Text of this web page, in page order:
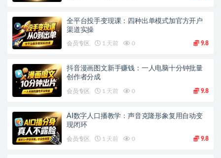
全平台投手变现课：四种出单模式加官方开户
渠道实操
会员专区 1 天前 0 9.8
抖音漫画图文新手赚钱：一人电脑十分钟批量
创作者分成
会员专区 1 天前 0 9.8
AI数字人口播教学：声音克隆形象复用自动变
现闭环
会员专区 1 天前 0 9.8